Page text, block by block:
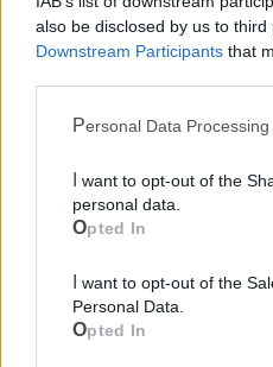
also be disclosed by us to third
Downstream Participants that
Personal Data
personal data.
Opted In
Personal Data.
Opted In
Mondo CIA